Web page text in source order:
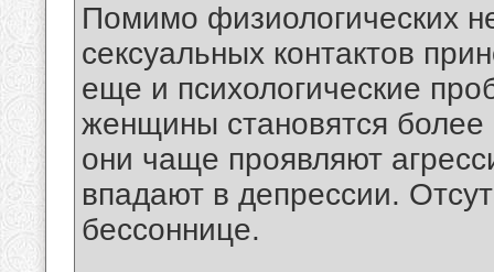
Помимо физиологических
сексуальных контактов
еще и психологические
женщины становятся
они чаще проявляют
впадают в депрессии.
бессоннице.